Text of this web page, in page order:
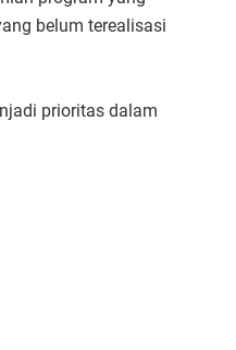
belum terealisasi
prioritas dalam